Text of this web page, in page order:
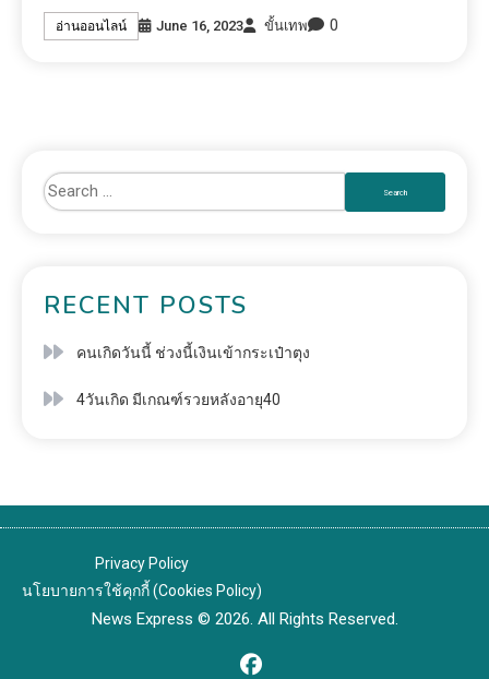
อ่านออนไลน์ June 16, 2023 ขั้นเทพ 0
RECENT POSTS
คนเกิดวันนี้ ช่วงนี้เงินเข้ากระเป๋าตุง
4วันเกิด มีเกณฑ์รวยหลังอายุ40
Privacy Policy
นโยบายการใช้คุกกี้ (Cookies Policy)
News Express © 2026. All Rights Reserved.